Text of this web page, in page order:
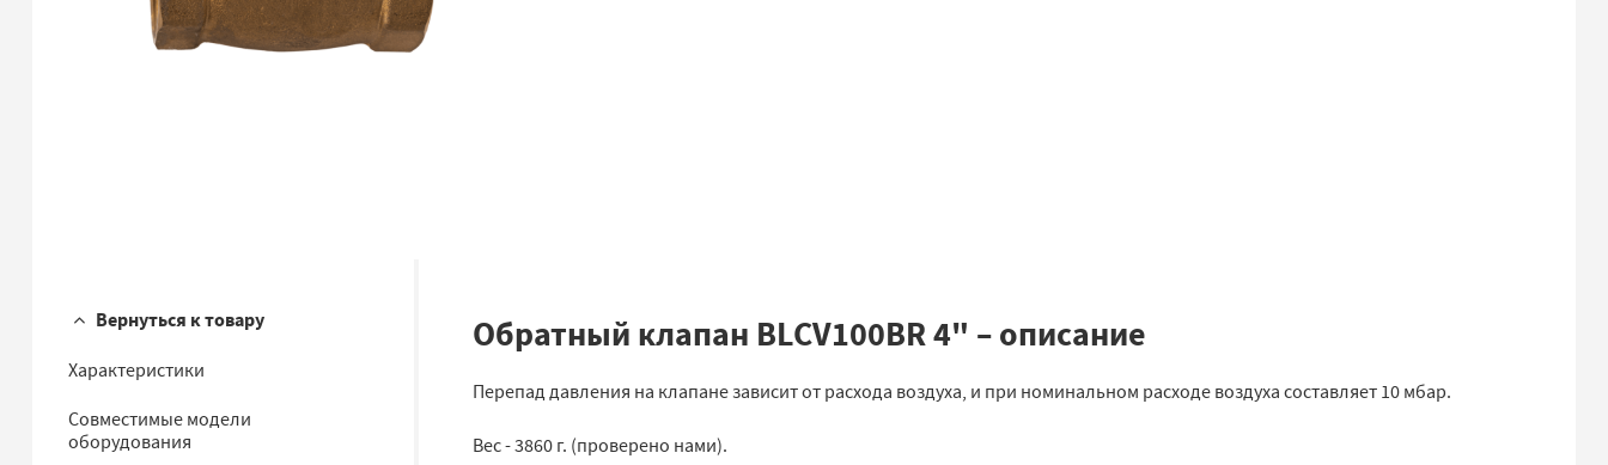
Вернуться к товару
Характеристики
Совместимые модели
оборудования
Обратный клапан BLCV100BR 4" – описание
Перепад давления на клапане зависит от расхода воздуха, и при номинальном расходе воздуха составляет 10 мбар.
Вес - 3860 г. (проверено нами).